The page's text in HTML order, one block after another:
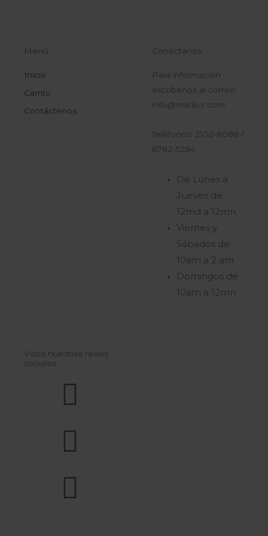
Menú
Inicio
Carrito
Contáctenos
Conéctanos
Para información
escríbenos al correo:
info@madiicr.com
Teléfonos: 2102-8088 /
8782-5284
De Lunes a
Jueves de
12md a 12mn.
Viernes y
Sábados de
10am a 2 am
Domingos de
10am a 12mn
Visita nuestras redes
sociales